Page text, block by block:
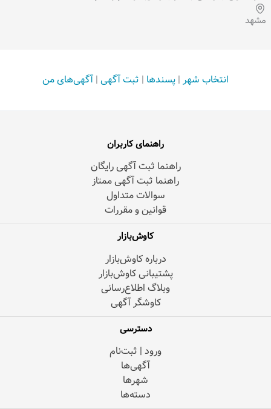
مشهد
انتخاب شهر | پسندها | ثبت آگهی | آگهی‌های من
راهنمای کاربران
راهنما ثبت آگهی رایگان
راهنما ثبت آگهی ممتاز
سوالات متداول
قوانین و مقررات
کاوش‌بازار
درباره کاوش‌بازار
پشتیبانی کاوش‌بازار
وبلاگ اطلاع‌رسانی
کاوشگر آگهی
دسترسی
ورود | ثبت‌نام
آگهی‌ها
شهرها
دسته‌ها